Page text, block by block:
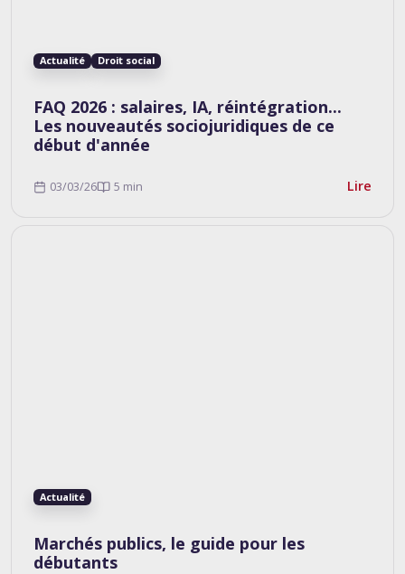
Actualité Droit social
FAQ 2026 : salaires, IA, réintégration...
Les nouveautés sociojuridiques de ce
début d'année
03/03/26 5 min Lire
Actualité
Marchés publics, le guide pour les
débutants